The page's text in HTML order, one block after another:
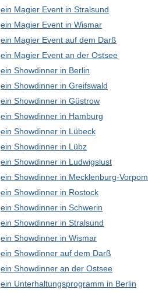
ein Magier Event in Stralsund
ein Magier Event in Wismar
ein Magier Event auf dem Darß
ein Magier Event an der Ostsee
ein Showdinner in Berlin
ein Showdinner in Greifswald
ein Showdinner in Güstrow
ein Showdinner in Hamburg
ein Showdinner in Lübeck
ein Showdinner in Lübz
ein Showdinner in Ludwigslust
ein Showdinner in Mecklenburg-
ein Showdinner in Rostock
ein Showdinner in Schwerin
ein Showdinner in Stralsund
ein Showdinner in Wismar
ein Showdinner auf dem Darß
ein Showdinner an der Ostsee
ein Unterhaltungsprogramm in Berlin